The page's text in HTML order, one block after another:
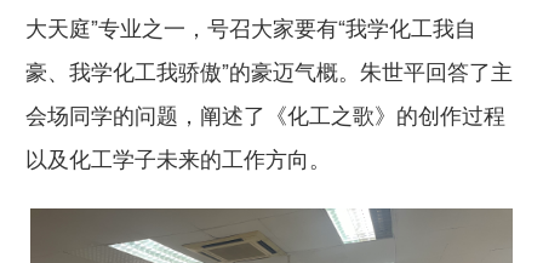
大天庭”专业之一，号召大家要有“我学化工我自
豪、我学化工我骄傲”的豪迈气概。朱世平回答了主
会场同学的问题，阐述了《化工之歌》的创作过程
以及化工学子未来的工作方向。